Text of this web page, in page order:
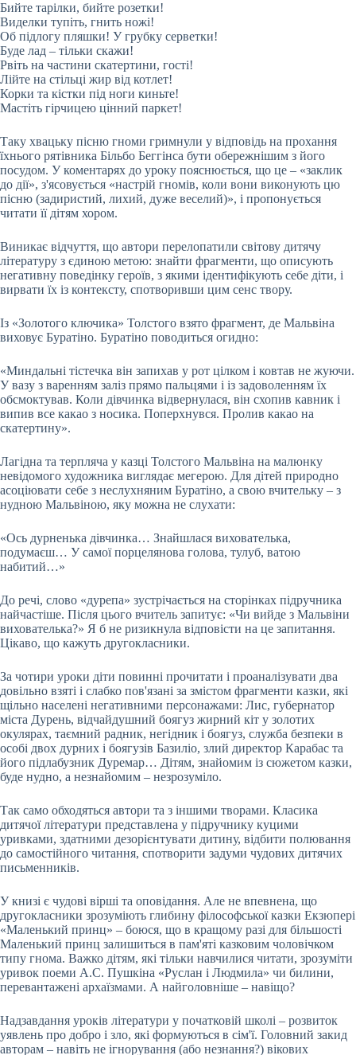
Бийте тарілки, бийте розетки!
Виделки тупіть, гнить ножі!
Об підлогу пляшки! У грубку серветки!
Буде лад – тільки скажи!
Рвіть на частини скатертини, гості!
Лійте на стільці жир від котлет!
Корки та кістки під ноги киньте!
Мастіть гірчицею цінний паркет!
Таку хвацьку пісню гноми гримнули у відповідь на прохання
їхнього рятівника Більбо Беггінса бути обережнішим з його
посудом. У коментарях до уроку пояснюється, що це – «заклик
до дії», з'ясовується «настрій гномів, коли вони виконують цю
пісню (задиристий, лихий, дуже веселий)», і пропонується
читати її дітям хором.
Виникає відчуття, що автори перелопатили світову дитячу
літературу з єдиною метою: знайти фрагменти, що описують
негативну поведінку героїв, з якими ідентифікують себе діти, і
вирвати їх із контексту, спотворивши цим сенс твору.
Із «Золотого ключика» Толстого взято фрагмент, де Мальвіна
виховує Буратіно. Буратіно поводиться огидно:
«Миндальні тістечка він запихав у рот цілком і ковтав не жуючи.
У вазу з варенням заліз прямо пальцями і із задоволенням їх
обсмоктував. Коли дівчинка відвернулася, він схопив кавник і
випив все какао з носика. Поперхнувся. Пролив какао на
скатертину».
Лагідна та терпляча у казці Толстого Мальвіна на малюнку
невідомого художника виглядає мегерою. Для дітей природно
асоціювати себе з неслухняним Буратіно, а свою вчительку – з
нудною Мальвіною, яку можна не слухати:
«Ось дурненька дівчинка… Знайшлася вихователька,
подумаєш… У самої порцелянова голова, тулуб, ватою
набитий…»
До речі, слово «дурепа» зустрічається на сторінках підручника
найчастіше. Після цього вчитель запитує: «Чи вийде з Мальвіни
вихователька?» Я б не ризикнула відповісти на це запитання.
Цікаво, що кажуть другокласники.
За чотири уроки діти повинні прочитати і проаналізувати два
довільно взяті і слабко пов'язані за змістом фрагменти казки, які
щільно населені негативними персонажами: Лис, губернатор
міста Дурень, відчайдушний боягуз жирний кіт у золотих
окулярах, таємний радник, негідник і боягуз, служба безпеки в
особі двох дурних і боягузів Базиліо, злий директор Карабас та
його підлабузник Дуремар… Дітям, знайомим із сюжетом казки,
буде нудно, а незнайомим – незрозуміло.
Так само обходяться автори та з іншими творами. Класика
дитячої літератури представлена у підручнику куцими
уривками, здатними дезорієнтувати дитину, відбити полювання
до самостійного читання, спотворити задуми чудових дитячих
письменників.
У книзі є чудові вірші та оповідання. Але не впевнена, що
другокласники зрозуміють глибину філософської казки Екзюпері
«Маленький принц» – боюся, що в кращому разі для більшості
Маленький принц залишиться в пам'яті казковим чоловічком
типу гнома. Важко дітям, які тільки навчилися читати, зрозуміти
уривок поеми А.С. Пушкіна «Руслан і Людмила» чи билини,
перевантажені архаїзмами. А найголовніше – навіщо?
Надзавдання уроків літератури у початковій школі – розвиток
уявлень про добро і зло, які формуються в сім'ї. Головний закид
авторам – навіть не ігнорування (або незнання?) вікових